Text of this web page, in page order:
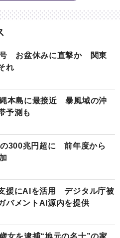
号 お盆休みに直撃か 関東
れ
本島に最接近 暴風域の沖
予測も
300兆円超に 前年度から
援にAIを活用 デジタル庁被
バメントAI源内を提供
女を逮捕“地元の名士”の家